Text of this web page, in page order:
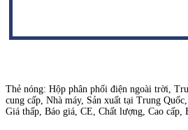
Thẻ nóng: Hộp phân phối điện ngoài trời,
cung cấp, Nhà máy, Sản xuất tại Trung
Giá thấp, Báo giá, CE, Chất lượng, Cao cấp,